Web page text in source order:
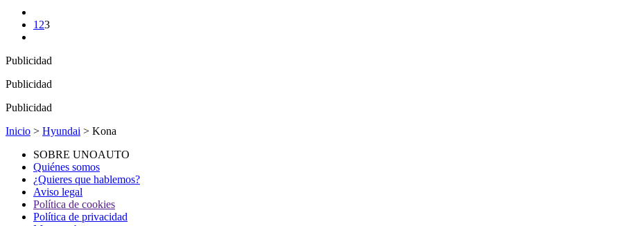
1 23
Publicidad
Publicidad
Publicidad
Inicio > Hyundai > Kona
SOBRE UNOAUTO
Quiénes somos
¿Quieres que hablemos?
Aviso legal
Política de cookies
Política de privacidad